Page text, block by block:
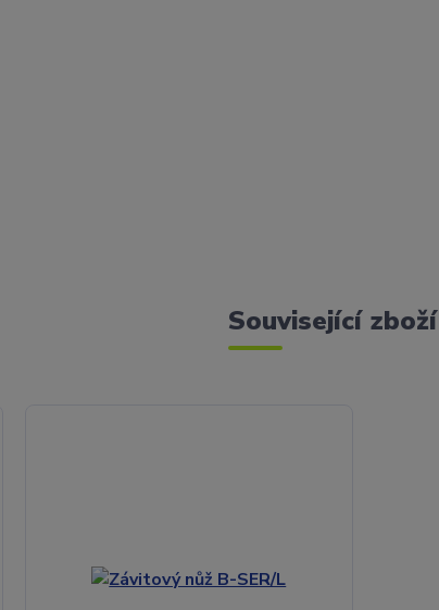
Související zboží